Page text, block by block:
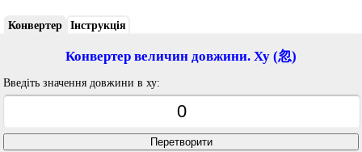
Конвертер Інструкція
Конвертер величин довжини. Ху (忽)
Введіть значення довжини в ху: